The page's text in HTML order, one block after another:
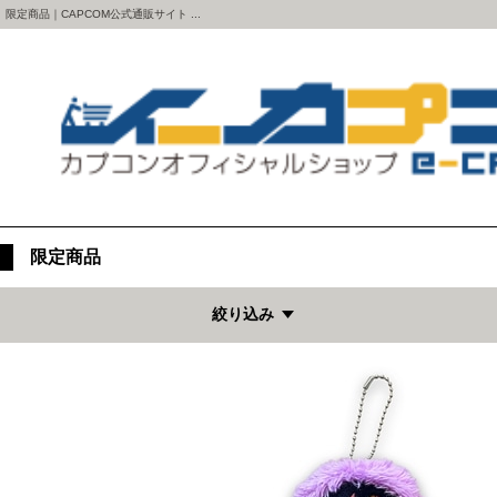
限定商品｜CAPCOM公式通販サイト ...
限定商品
絞り込み